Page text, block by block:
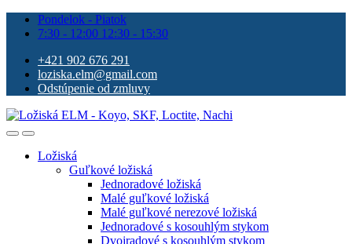
Pondelok - Piatok
7:30 - 12:00 12:30 - 15:30
+421 902 676 291
loziska.elm@gmail.com
Odstúpenie od zmluvy
Ložiská
Guľkové ložiská
Jednoradové ložiská
Malé guľkové ložiská
Malé guľkové nerezové ložiská
Jednoradové s kosouhlým stykom
Dvojradové s kosouhlým stykom